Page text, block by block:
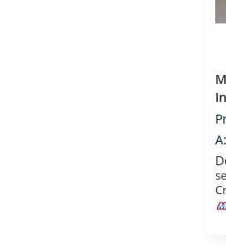
A: